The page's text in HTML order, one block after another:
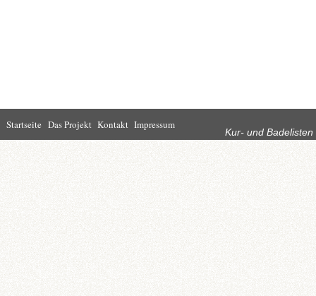
Startseite
Leben in Bad
Homburg
Rathaus
Kultur Wirtschaft
Kur und
Tourismus
Kur- und Badelisten
Startseite Das Projekt Kontakt Impressum